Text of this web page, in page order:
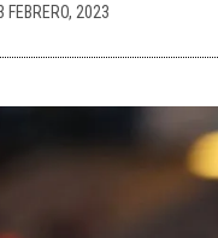
FEBRERO, 2023